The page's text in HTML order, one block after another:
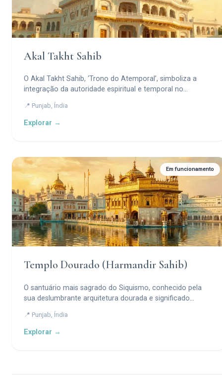
Akal Takht Sahib
O Akal Takht Sahib, ‘Trono do Atemporal’, simboliza a
integração da autoridade espiritual e temporal no
📍 Punjab, Índia
Explorar →
Em funcionamento
Templo Dourado (Harmandir Sahib)
O santuário mais sagrado do Siquismo, conhecido pela
sua deslumbrante arquitetura dourada e significado
📍 Punjab, Índia
Explorar →